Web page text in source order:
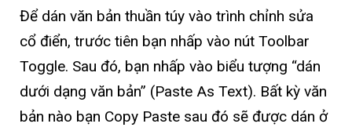
Để dán văn bản thuần túy vào trình chỉnh sửa
cổ điển, trước tiên bạn nhấp vào nút Toolbar
Toggle. Sau đó, bạn nhấp vào biểu tượng “dán
dưới dạng văn bản” (Paste As Text). Bất kỳ văn
bản nào bạn Copy Paste sau đó sẽ được dán ở